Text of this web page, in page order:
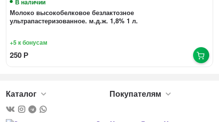
В наличии
Молоко высокобелковое безлактозное
ультрапастеризованное. м.д.ж. 1,8% 1 л.
+5 к бонусам
250 Р
Каталог Покупателям